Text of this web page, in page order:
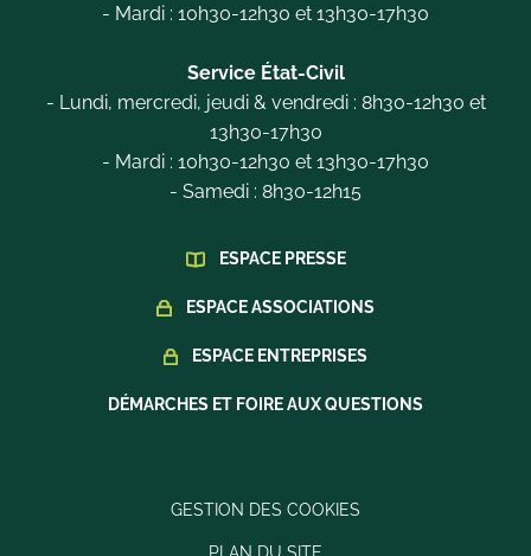
- Mardi : 10h30-12h30 et 13h30-17h30
Service État-Civil
- Lundi, mercredi, jeudi & vendredi : 8h30-12h30 et
13h30-17h30
- Mardi : 10h30-12h30 et 13h30-17h30
- Samedi : 8h30-12h15
ESPACE PRESSE
ESPACE ASSOCIATIONS
ESPACE ENTREPRISES
DÉMARCHES ET FOIRE AUX QUESTIONS
GESTION DES COOKIES
PLAN DU SITE